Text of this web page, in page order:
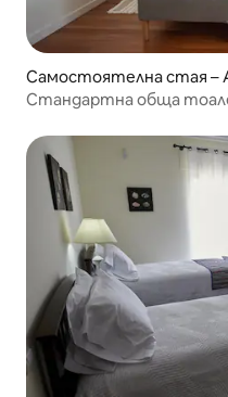
Самостоятелна стая –
Стандартна обща